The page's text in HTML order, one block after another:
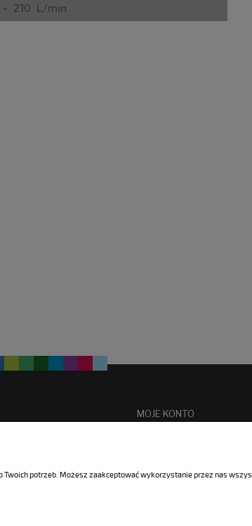
- 210 L/min
MOJE KONTO
Moje zamówienia
potrzeb. Możesz zaakceptować wykorzystanie przez nas